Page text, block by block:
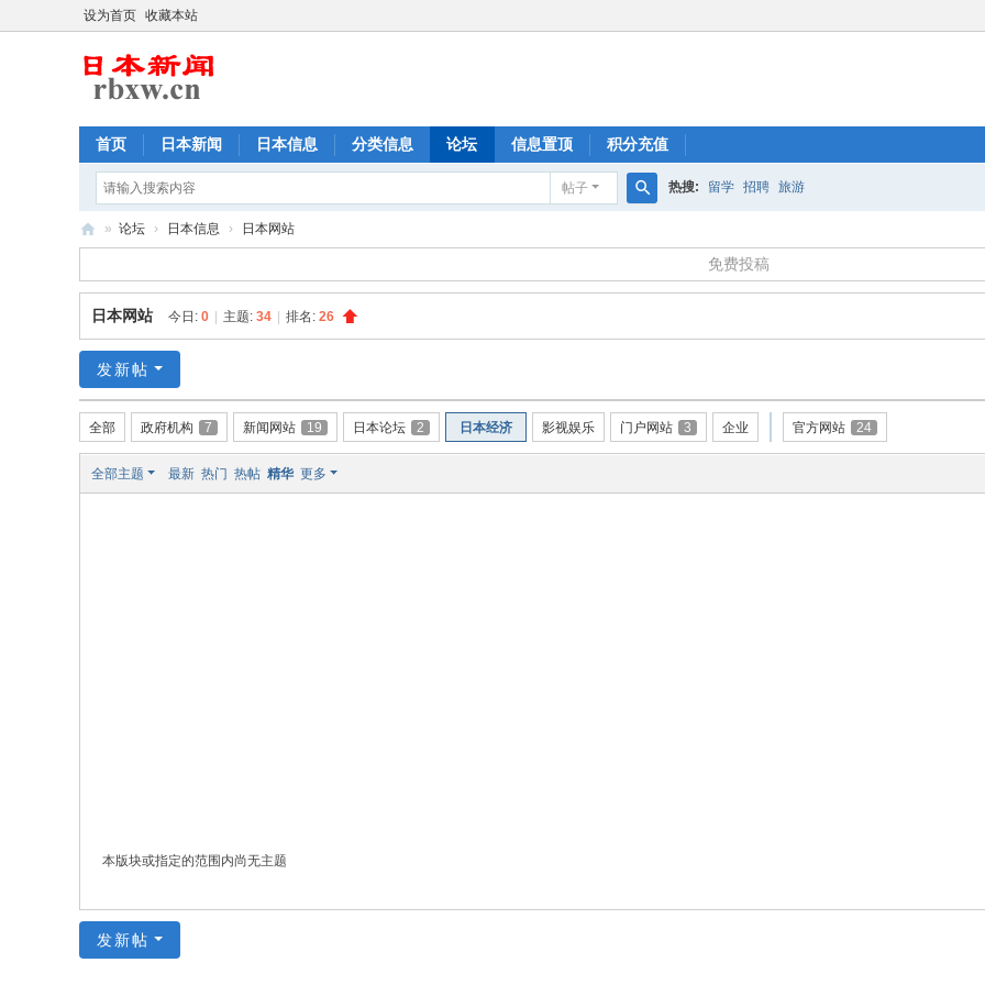
设为首页 收藏本站
首页 日本新闻 日本信息 分类信息 论坛 信息置顶 积分充值
帖子
索
热搜: 留学 招聘 旅游
本
新
闻
,
日
本
华
» 论坛 › 日本信息 › 日本网站
免费投稿
日本网站 今日: 0 主题: 34 排名: 26
发新帖
全部 政府机构 7 新闻网站 19 日本论坛 2 日本经济 影视娱乐 门户网站 3 企业 官方网站 24
全部主题 最新 热门 热帖 精华 更多
本版块或指定的范围内尚无主题
发新帖